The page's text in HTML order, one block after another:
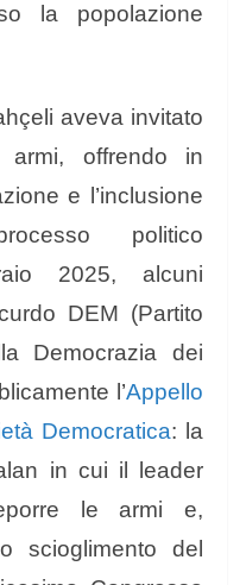
la popolazione
aveva invitato
offrendo in
e l’inclusione
politico
2025, alcuni
DEM (Partito
Democrazia dei
l’Appello
Democratica: la
in cui il leader
le armi e,
scioglimento del